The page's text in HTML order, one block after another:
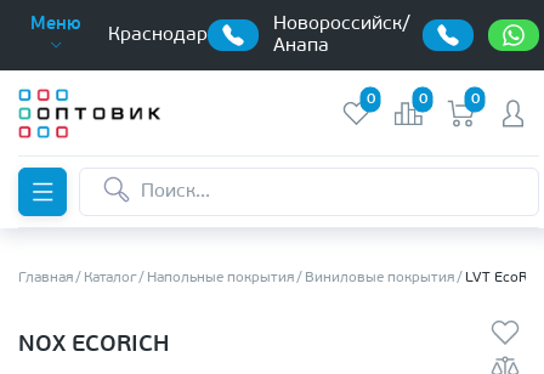
Меню
Краснодар
Новороссийск/
Анапа
0 0 0
Главная Каталог Напольные покрытия Виниловые покрытия LVT
NOX ECORICH